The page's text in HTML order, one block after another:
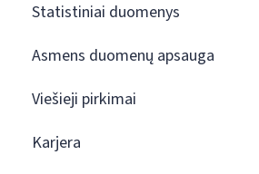
Statistiniai duomenys
Asmens duomenų apsauga
Viešieji pirkimai
Karjera